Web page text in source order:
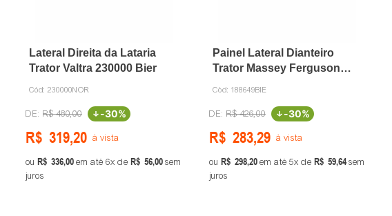
Lateral Direita da Lataria
Trator Valtra 230000 Bier
Cód: 230000NOR
R$480,00 -30%
R$ 319,20 à vista
ou R$ 336,00em até 6 de R$ 56,00sem
juros
Painel Lateral Dianteiro
Trator Massey Ferguson
Cód: 188649BIE
R$426,00 -30%
R$ 283,29 à vista
ou R$ 298,20em até 5 de R$ 59,64sem
juros